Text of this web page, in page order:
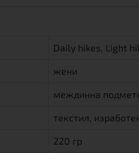
Daily hikes, Light
жени
междинна
текстил,
220 гр